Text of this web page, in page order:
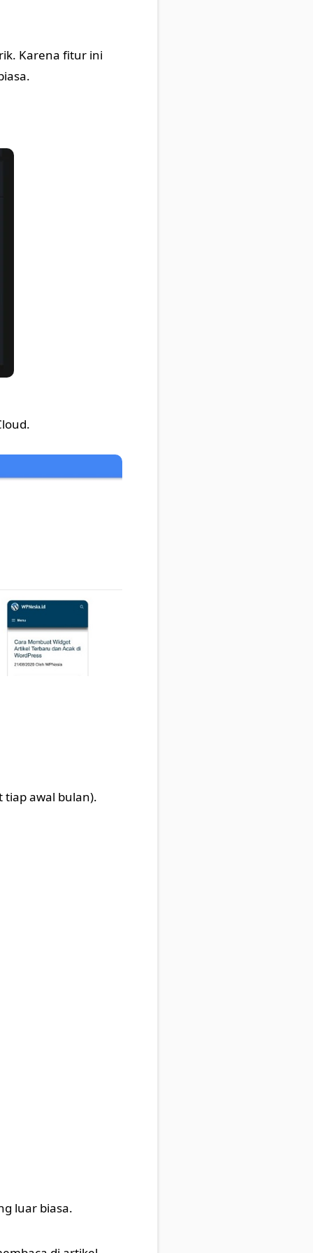
Karena fitur ini
tiap awal bulan).
luar biasa.